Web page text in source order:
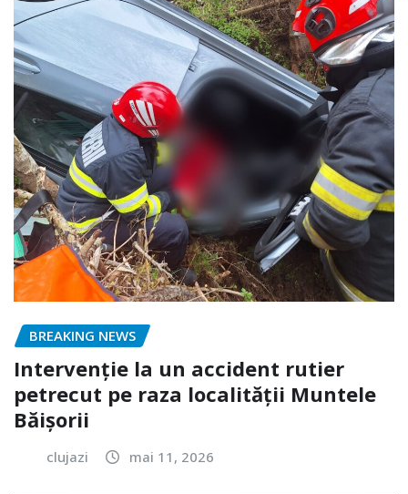
BREAKING NEWS
Intervenție la un accident rutier
petrecut pe raza localității Muntele
Băișorii
clujazi mai 11, 2026